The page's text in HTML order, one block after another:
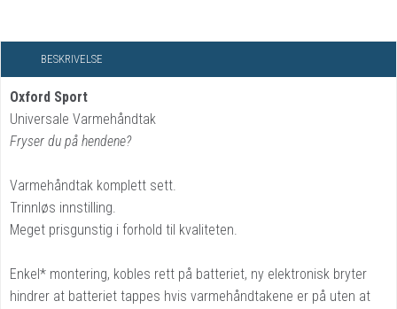
BESKRIVELSE
Oxford Sport
Universale Varmehåndtak
Fryser du på hendene?
Varmehåndtak komplett sett.
Trinnløs innstilling.
Meget prisgunstig i forhold til kvaliteten.
Enkel* montering, kobles rett på batteriet, ny elektronisk bryter
hindrer at batteriet tappes hvis varmehåndtakene er på uten at